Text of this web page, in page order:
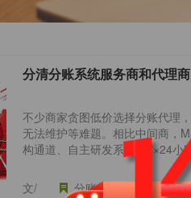
校园外卖
共享设备
汽车后市场
用分账轻松管理汽车后市场
分清分账系统服务商和代理商
不少商家贪图低价选择分账代理
无法维护等难题。相比中间商，
构通道、自主研发系统、7×24小
文/
分账服务商 分账代理